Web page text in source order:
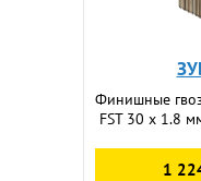
Финишные
FST 30 х 1.8
1